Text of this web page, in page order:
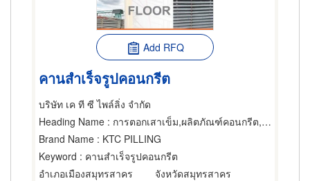
Add RFQ
คานสำเร็จรูปคอนกรีต
บริษัท เค ที ซี ไพล์ลิ่ง จำกัด
Heading Name : การตอกเสาเข็ม,ผลิตภัณฑ์คอนกรีต,คอนกรีตเสริมเหล็ก
Brand Name : KTC PILLING
Keyword : คานสำเร็จรูปคอนกรีต
อำเภอเมืองสมุทรสาคร
จังหวัดสมุทรสาคร